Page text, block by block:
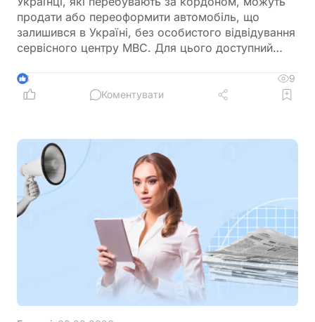
продати або переоформити автомобіль, що
залишився в Україні, без особистого відвідування
сервісного центру МВС. Для цього доступний
довіреності на уповноваженого представника
3
9
Коментувати